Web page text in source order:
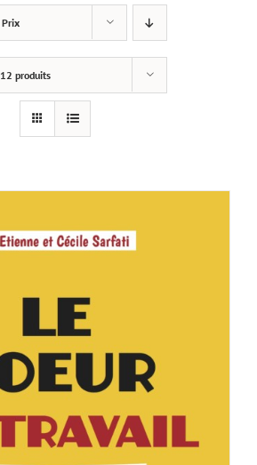
Prix
12 produits